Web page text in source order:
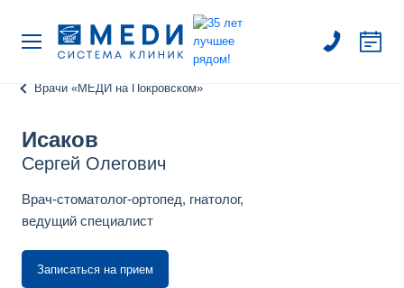
Врачи «МЕДИ на Покровском»
Исаков
Сергей Олегович
Врач-стоматолог-ортопед, гнатолог,
ведущий специалист
Записаться на прием